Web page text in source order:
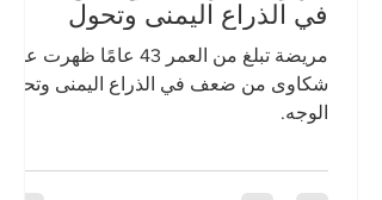
في الذراع اليمنى وتحول
الوجه.
مريضة تبلغ من العمر 43 عامًا ظهرت عليها
شكاوى من ضعف في الذراع اليمنى وتحول
الوجه.